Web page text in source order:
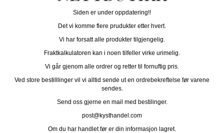
Siden er under oppdatering!!
Det vi komme flere prudukter etter hvert.
Vi har forsatt alle produkter tilgjengelig.
Fraktkalkulatoren kan i noen tilfeller virke urimelig.
Vi går gjenom alle ordrer og retter til fornuftig pris.
Ved store bestilllinger vil vi alltid sende ut en ordrebekreftelse før varene
sendes.
Send oss gjerne en mail med bestilinger.
post@kysthandel.com
Om du har handlet før er din informasjon lagret.